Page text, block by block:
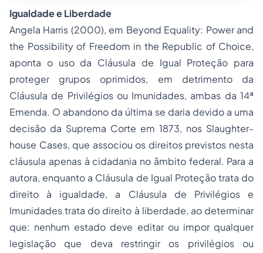
Igualdade e Liberdade
Angela Harris (2000), em Beyond Equality: Power and
the Possibility of Freedom in the Republic of Choice,
aponta o uso da Cláusula de Igual Proteção para
proteger grupos oprimidos, em detrimento da
Cláusula de Privilégios ou Imunidades, ambas da 14ª
Emenda. O abandono da última se daria devido a uma
decisão da Suprema Corte em 1873, nos Slaughter-
house Cases, que associou os direitos previstos nesta
cláusula apenas à cidadania no âmbito federal. Para a
autora, enquanto a Cláusula de Igual Proteção trata do
direito à igualdade, a Cláusula de Privilégios e
Imunidades trata do direito à liberdade, ao determinar
que: nenhum estado deve editar ou impor qualquer
legislação que deva restringir os privilégios ou